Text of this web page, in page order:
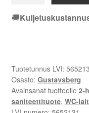
WC-
Korkea
piiloviemäri,
2-
🚚
Tuotetunnus LVI:
Osasto: Gustavsberg
Avainsanat tuotteelle 2-
saniteettituote, WC-